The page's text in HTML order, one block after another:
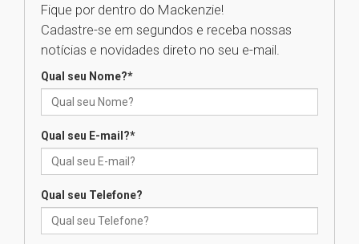
Seminário discute desafios
das novas tecnologias em
calouros do segundo semestre
Fique por dentro do Mackenzie!
Cadastre-se em segundos e receba nossas
notícias e novidades direto no seu e-mail.
Qual seu Nome?*
Qual seu E-mail?*
Qual seu Telefone?